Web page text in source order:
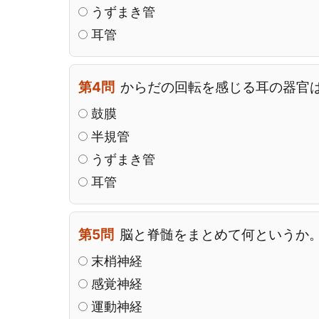
うずまき管
耳管
第4問 からだの回転を感じる耳の器官
鼓膜
半規管
うずまき管
耳管
第5問 脳と脊髄をまとめて何というか。
末梢神経
感覚神経
運動神経